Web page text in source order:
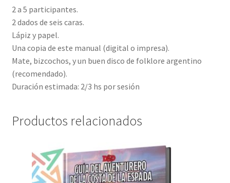
2 a 5 participantes.
2 dados de seis caras.
Lápiz y papel.
Una copia de este manual (digital o impresa).
Mate, bizcochos, y un buen disco de folklore argentino
(recomendado).
Duración estimada: 2/3 hs por sesión
Productos relacionados